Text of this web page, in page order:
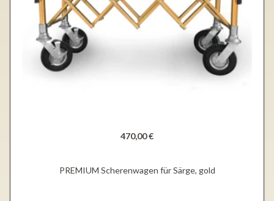
470,00 €
PREMIUM Scherenwagen für Särge, gold